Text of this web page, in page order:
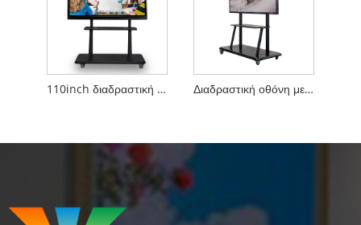
110inch διαδραστική μεγάλη οθόνη LCD για διδασκαλία και συνάντηση Διαδραστική οθόνη με μαύρο πίνακα για διδακτική συνάντηση